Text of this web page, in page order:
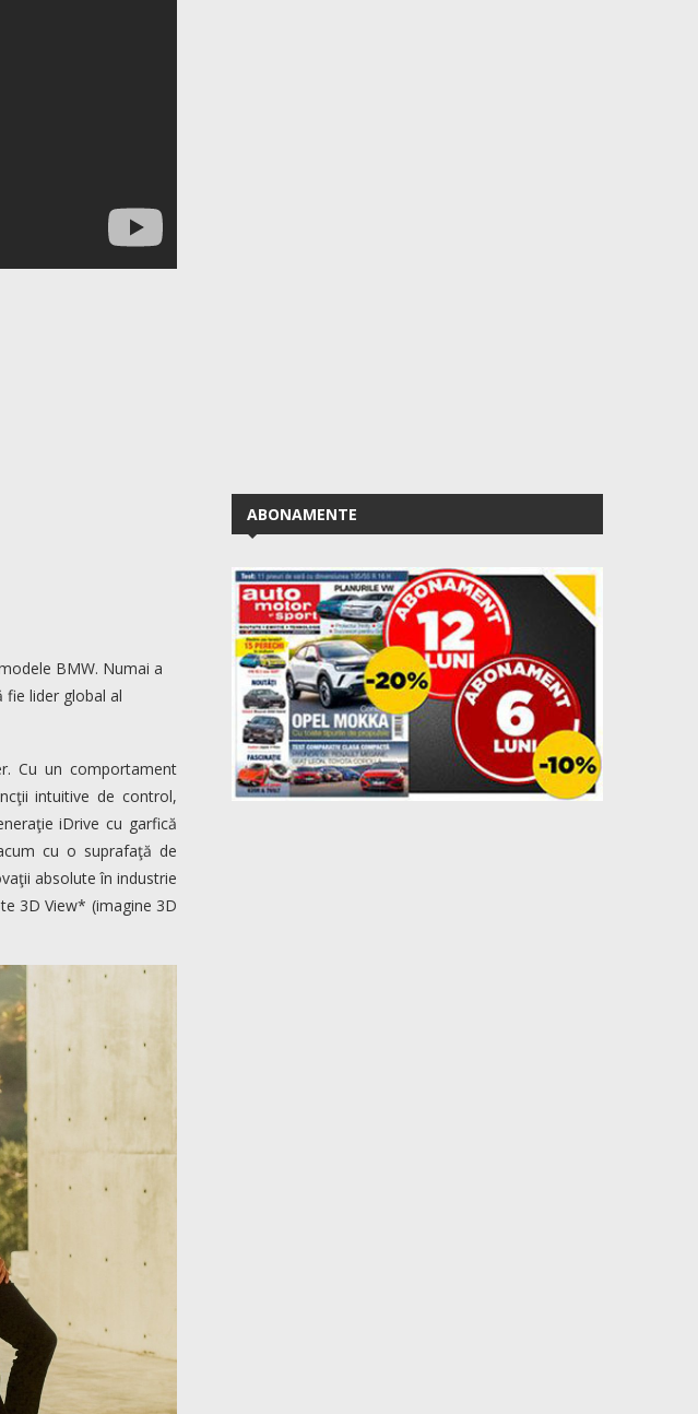
BMW. Numai a
fie lider global al
Cu un comportament
intuitive de control,
iDrive cu garfică
cu o suprafaţă de
absolute în industrie
3D View* (imagine 3D
ABONAMENTE